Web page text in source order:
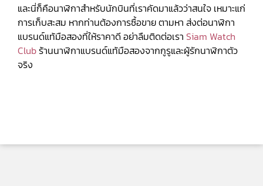
และนี่ก็คือนาฬิกาสำหรับนักบินที่เราคัดมาแล้วว่าสนใจ เหมาะแก่
การเก็บสะสม หากท่านต้องการซื้อขาย ตามหา ส่งต่อนาฬิกา
แบรนด์แท้มือสองที่ให้ราคาดี อย่าลืมติดต่อเรา Siam Watch
Clubร้านนาฬิกาแบรนด์แท้มือสองจากกูรูและผู้รักนาฬิกาตัว
จริง